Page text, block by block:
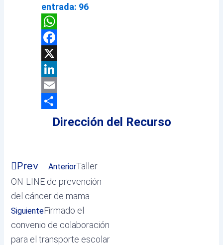
entrada: 96
WhatsApp
Facebook
X
LinkedIn
Email
Compartir
Dirección del Recurso
Prev AnteriorTaller
ON-LINE de prevención
del cáncer de mama
SiguienteFirmado el
convenio de colaboración
para el transporte escolar